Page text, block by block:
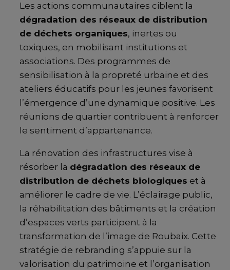
Les actions communautaires ciblent la
dégradation des réseaux de distribution
de déchets organiques, inertes ou
toxiques, en mobilisant institutions et
associations. Des programmes de
sensibilisation à la propreté urbaine et des
ateliers éducatifs pour les jeunes favorisent
l’émergence d’une dynamique positive. Les
réunions de quartier contribuent à renforcer
le sentiment d’appartenance.
La rénovation des infrastructures vise à
résorber la dégradation des réseaux de
distribution de déchets biologiques et à
améliorer le cadre de vie. L’éclairage public,
la réhabilitation des bâtiments et la création
d’espaces verts participent à la
transformation de l’image de Roubaix. Cette
stratégie de rebranding s’appuie sur la
valorisation du patrimoine et l’organisation